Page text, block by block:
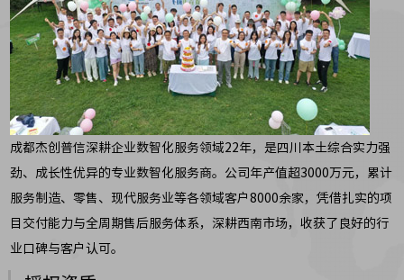
成都杰创普信深耕企业数智化服务领域22年，是四川本土综合实力强
劲、成长性优异的专业数智化服务商。公司年产值超3000万元，累计
服务制造、零售、现代服务业等各领域客户8000余家，凭借扎实的项
目交付能力与全周期售后服务体系，深耕西南市场，收获了良好的行
业口碑与客户认可。